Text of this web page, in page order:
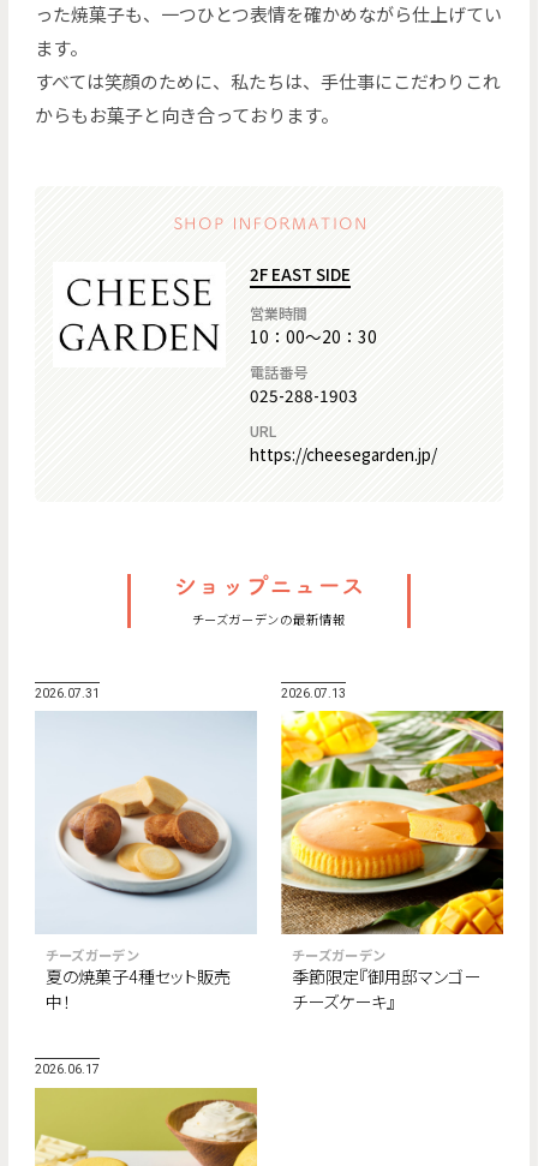
った焼菓子も、一つひとつ表情を確かめながら仕上げてい
ます。
すべては笑顔のために、私たちは、手仕事にこだわりこれ
からもお菓子と向き合っております。
2F EAST SIDE
営業時間
10：00～20：30
電話番号
025-288-1903
URL
https://cheesegarden.jp/
チーズガーデンの最新情報
2026.07.31
チーズガーデン
夏の焼菓子4種セット販売
中！
2026.07.13
チーズガーデン
季節限定『御用邸マンゴー
チーズケーキ』
2026.06.17